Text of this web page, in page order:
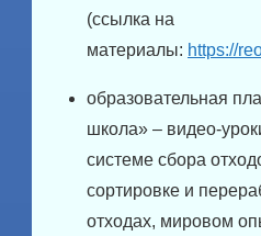
(ссылка на
материалы: https://
образовательная
школа» – видео-
системе сбора
сортировке и
отходах, мировом